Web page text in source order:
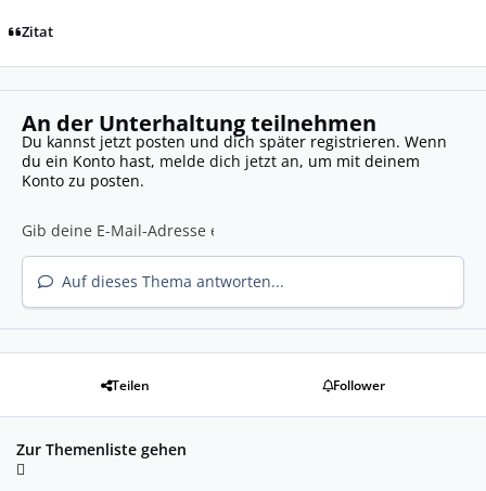
Zitat
An der Unterhaltung teilnehmen
Du kannst jetzt posten und dich später registrieren. Wenn
du ein Konto hast, melde dich jetzt an, um mit deinem
Konto zu posten.
Auf dieses Thema antworten...
Teilen Follower
Zur Themenliste gehen